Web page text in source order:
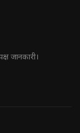
जानकारी।